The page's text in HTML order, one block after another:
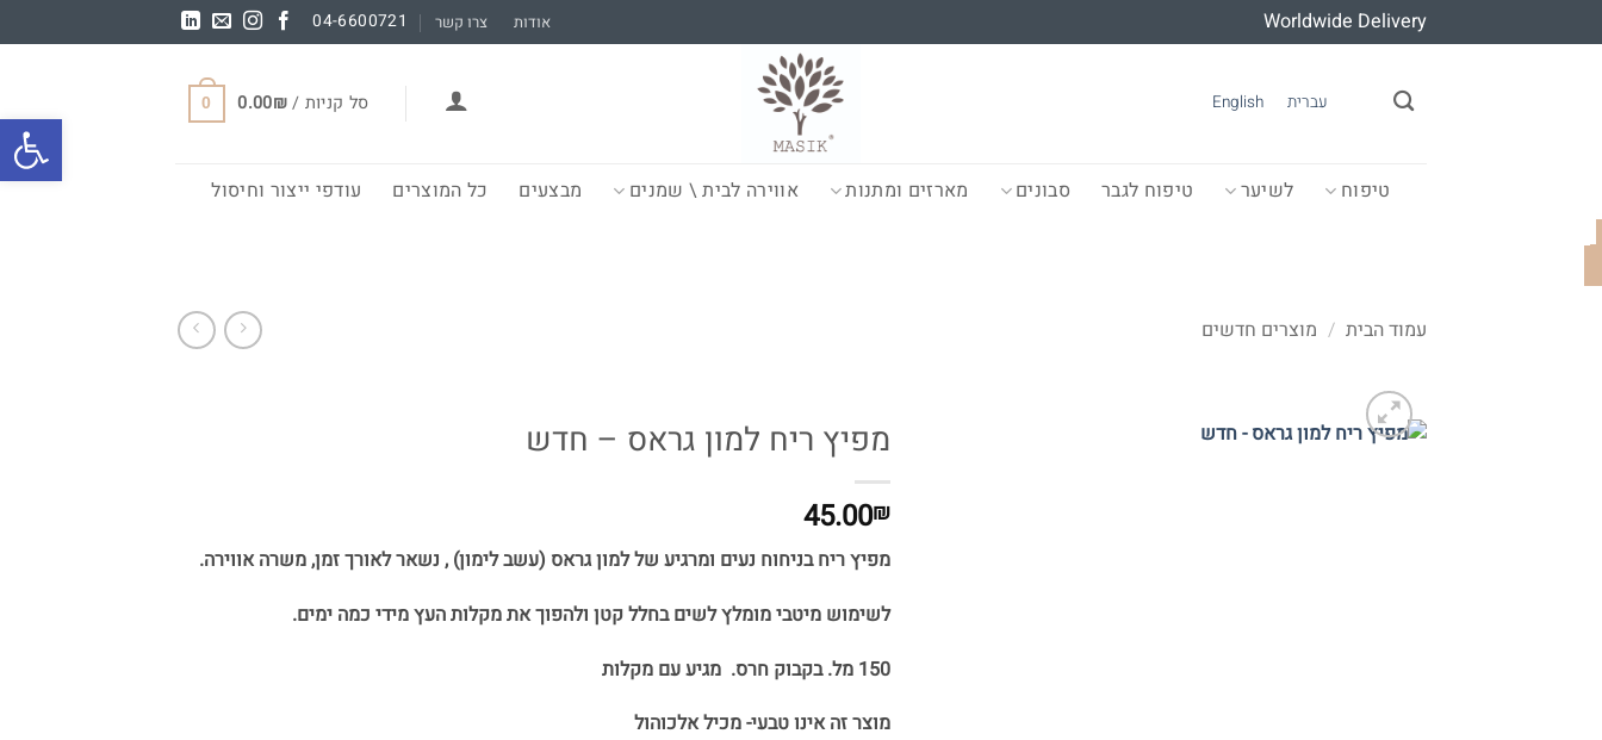
פתח
to
Worldwide Delivery אודות צרו קשר 04-6600721
עברית English סל קניות / 0.00₪
0
טיפוח לשיער טיפוח לגבר סבונים מארזים ומתנות אווירה לבית \ שמנים מבצעים כל המוצרים עודפי ייצור וחיסול
עמוד הבית / מוצרים חדשים
מפיץ ריח למון גראס – חדש
45.00₪
מפיץ ריח בניחוח נעים ומרגיע של למון גראס (עשב לימון) , נשאר לאורך זמן, משרה אווירה.
לשימוש מיטבי מומלץ לשים בחלל קטן ולהפוך את מקלות העץ מידי כמה ימים.
150 מל. בקבוק חרס. מגיע עם מקלות
מוצר זה אינו טבעי- מכיל אלכוהול